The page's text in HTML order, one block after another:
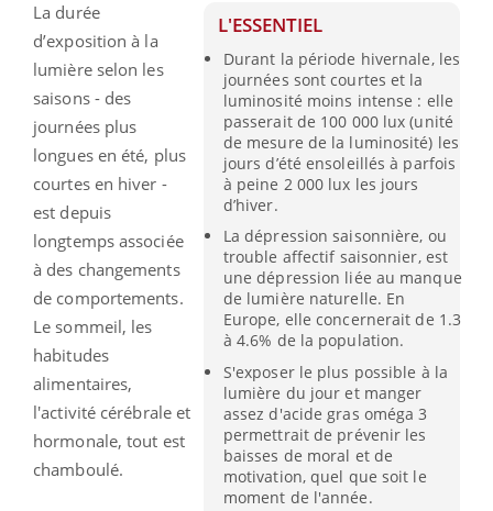
L'ESSENTIEL
Durant la période hivernale, les
journées sont courtes et la
luminosité moins intense : elle
passerait de 100 000 lux (unité
de mesure de la luminosité) les
jours d’été ensoleillés à parfois
à peine 2 000 lux les jours
d’hiver.
La dépression saisonnière, ou
trouble affectif saisonnier, est
une dépression liée au manque
de lumière naturelle. En
Europe, elle concernerait de 1.3
à 4.6% de la population.
S'exposer le plus possible à la
lumière du jour et manger
assez d'acide gras oméga 3
permettrait de prévenir les
baisses de moral et de
motivation, quel que soit le
moment de l'année.
La durée
d’exposition à la
lumière selon les
saisons - des
journées plus
longues en été, plus
courtes en hiver -
est depuis
longtemps associée
à des changements
de comportements.
Le sommeil, les
habitudes
alimentaires,
l'activité cérébrale et
hormonale, tout est
chamboulé.